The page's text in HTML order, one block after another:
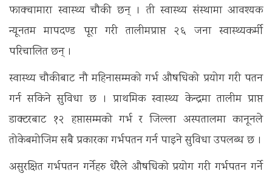
फाक्चामारा स्वास्थ्य चौकी छन् । ती स्वास्थ्य संस्थामा आवश्यक
न्यूनतम मापदण्ड पूरा गरी तालीमप्राप्त २६ जना स्वास्थ्यकर्मी
परिचालित छन् ।
स्वास्थ्य चौकीबाट नौ महिनासम्मको गर्भ औषधिको प्रयोग गरी पतन
गर्न सकिने सुविधा छ । प्राथमिक स्वास्थ्य केन्द्रमा तालीम प्राप्त
डाक्टरबाट १२ हप्तासम्मको गर्भ र जिल्ला अस्पतालमा कानूनले
तोकेबमोजिम सबै प्रकारका गर्भपतन गर्न पाइने सुविधा उपलब्ध छ ।
असुरक्षित गर्भपतन गर्नेहरु धेरैले औषधिको प्रयोग गरी गर्भपतन गर्ने